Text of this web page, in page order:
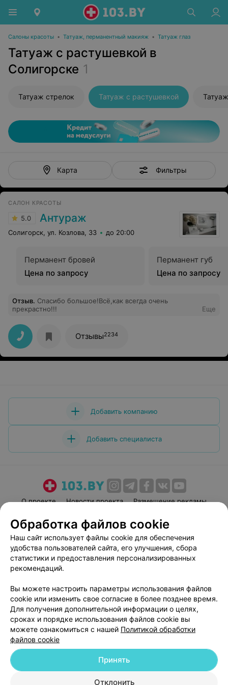
Салоны красоты • Татуаж, перманентный макияж • Татуаж глаз
Татуаж с растушевкой в
Солигорске 1
Татуаж стрелок Татуаж с растушевкой
Карта Фильтры
САЛОН КРАСОТЫ
5.0 Антураж
Солигорск, ул. Козлова, 33 до 20:00
Перманент бровей
Цена по запросу
Перманент губ
Цена по запросу
Отзыв. Спасибо большое!Всё,как всегда очень
прекрастно!!!
Еще
Отзывы2234
Добавить компанию
Добавить специалиста
О проекте Новости проекта
Размещение рекламы
Пользовательское соглашение
Способы оплаты
Вакансии
Партнеры
Написать руководителю 103.by
Персональные настройки cookie
Обработка персональных данных
© 2026 ООО «Артокс Лаб», УНП 191700409| 220012, Республика Беларусь,
г. Минск, улица Толбухина, 2, пом. 16 | help@103.by
Обработка файлов cookie
Наш сайт использует файлы cookie для обеспечения
удобства пользователей сайта, его улучшения, сбора
статистики и предоставления персонализированных
рекомендаций.
Вы можете настроить параметры использования файлов
cookie или изменить свое согласие в более позднее время.
Для получения дополнительной информации о целях,
сроках и порядке использования файлов cookie вы
можете ознакомиться с нашей Политикой обработки
файлов cookie
Отклонить
Принять